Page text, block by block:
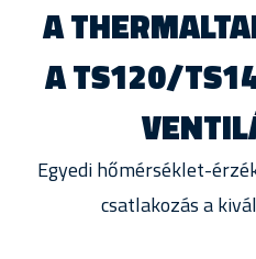
A
A TS120/
Egyedi hőmérséklet-
csatlakozás a